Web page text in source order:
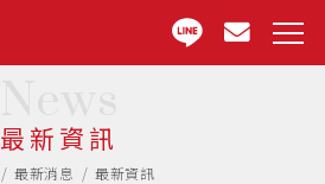
最新資訊
最新消息 最新資訊